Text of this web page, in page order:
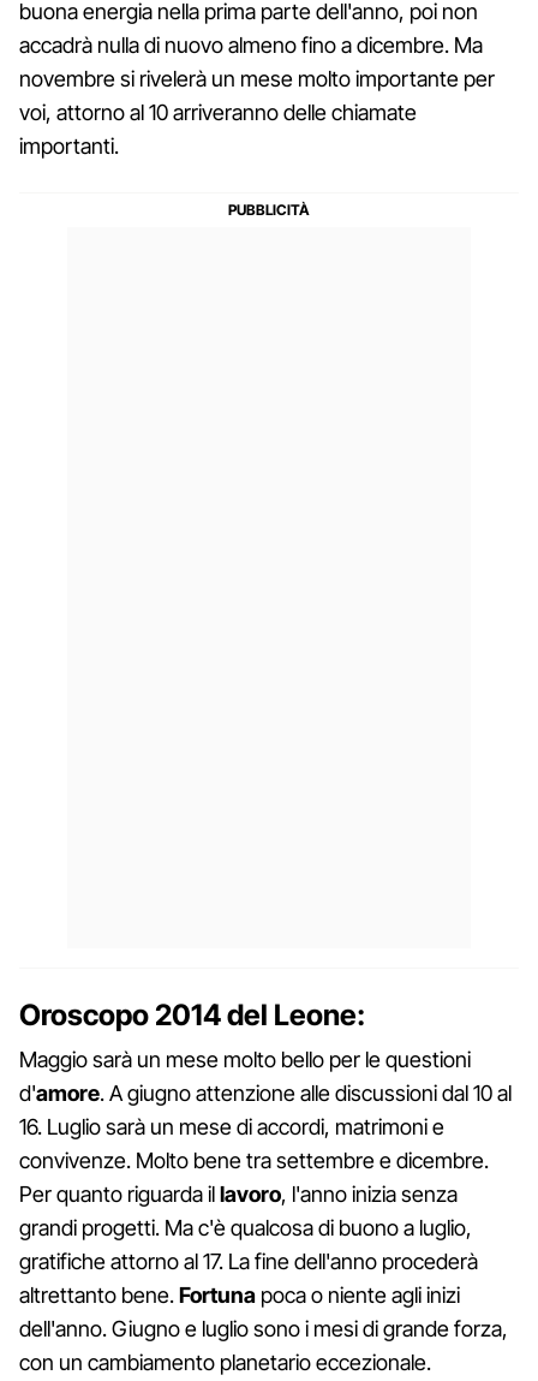
buona energia nella prima parte dell'anno, poi non
accadrà nulla di nuovo almeno fino a dicembre. Ma
novembre si rivelerà un mese molto importante per
voi, attorno al 10 arriveranno delle chiamate
importanti.
Oroscopo 2014 del Leone:
Maggio sarà un mese molto bello per le questioni
d'amore. A giugno attenzione alle discussioni dal 10 al
16. Luglio sarà un mese di accordi, matrimoni e
convivenze. Molto bene tra settembre e dicembre.
Per quanto riguarda illavoro, l'anno inizia senza
grandi progetti. Ma c'è qualcosa di buono a luglio,
gratifiche attorno al 17. La fine dell'anno procederà
altrettanto bene.Fortuna poca o niente agli inizi
dell'anno. Giugno e luglio sono i mesi di grande forza,
con un cambiamento planetario eccezionale.